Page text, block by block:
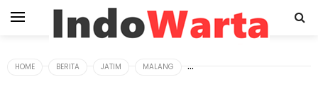
HOME BERITA JATIM MALANG